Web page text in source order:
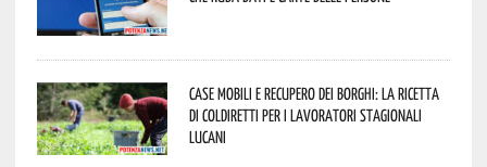
Case mobili e recupero dei borghi: la ricetta
di Coldiretti per i lavoratori stagionali
lucani